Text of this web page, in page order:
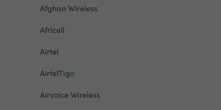
Afghan Wireless
Africell
Airtel
AirtelTigo
Airvoice Wireless